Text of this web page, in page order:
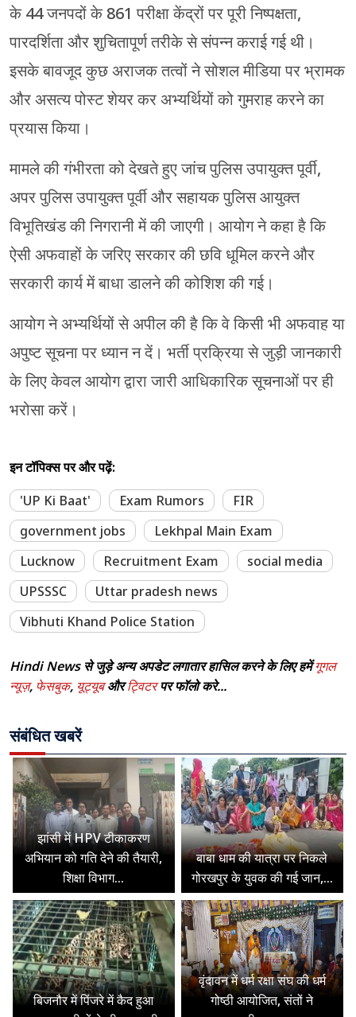
के 44 जनपदों के 861 परीक्षा केंद्रों पर पूरी निष्पक्षता,
पारदर्शिता और शुचितापूर्ण तरीके से संपन्न कराई गई थी।
इसके बावजूद कुछ अराजक तत्वों ने सोशल मीडिया पर भ्रामक
और असत्य पोस्ट शेयर कर अभ्यर्थियों को गुमराह करने का
प्रयास किया।
मामले की गंभीरता को देखते हुए जांच पुलिस उपायुक्त पूर्वी,
अपर पुलिस उपायुक्त पूर्वी और सहायक पुलिस आयुक्त
विभूतिखंड की निगरानी में की जाएगी। आयोग ने कहा है कि
ऐसी अफवाहों के जरिए सरकार की छवि धूमिल करने और
सरकारी कार्य में बाधा डालने की कोशिश की गई।
आयोग ने अभ्यर्थियों से अपील की है कि वे किसी भी अफवाह या
अपुष्ट सूचना पर ध्यान न दें। भर्ती प्रक्रिया से जुड़ी जानकारी
के लिए केवल आयोग द्वारा जारी आधिकारिक सूचनाओं पर ही
भरोसा करें।
इन टॉपिक्स पर और पढ़ें:
'UP Ki Baat'
Exam Rumors
FIR
government jobs
Lekhpal Main Exam
Lucknow
Recruitment Exam
social media
UPSSSC
Uttar pradesh news
Vibhuti Khand Police Station
Hindi News से जुड़े अन्य अपडेट लगातार हासिल करने के लिए हमेंगूगल
न्यूज़, फेसबुक, यूट्यूबऔरट्विटरपर फॉलो करे...
संबंधित खबरें
झांसी में HPV टीकाकरण
अभियान को गति देने की तैयारी,
शिक्षा विभाग...
बाबा धाम की यात्रा पर निकले
गोरखपुर के युवक की गई जान,...
बिजनौर में पिंजरे में कैद हुआ
वृंदावन में धर्म रक्षा संघ की धर्म
गोष्ठी आयोजित, संतों ने